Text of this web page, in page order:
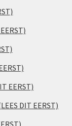
EERST)
DIT EERST)